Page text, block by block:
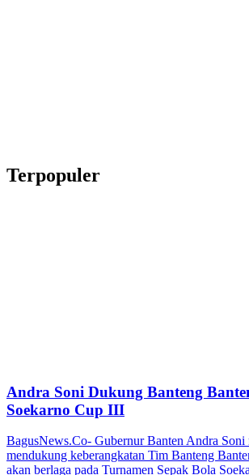
Terpopuler
Andra Soni Dukung Banteng
Soekarno Cup III
BagusNews.Co- Gubernur Banten Andra Soni
mendukung keberangkatan Tim Banteng
akan berlaga pada Turnamen Sepak Bola